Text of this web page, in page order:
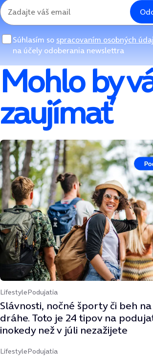
Súhlasím so spracovaním osobných
na účely odoberania newslettra
Mohlo by
zaujímať
LifestylePodujatia
Slávnosti, nočné športy či beh
dráhe. Toto je 24 tipov na
inokedy než v júli nezažijete
LifestylePodujatia